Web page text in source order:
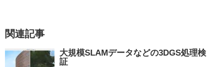
関連記事
大規模SLAMデータなどの3DGS処理検
証